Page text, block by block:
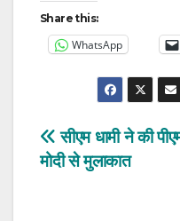
Share this:
WhatsApp
Post
navigation
सीएम धामी ने की
मोदी से मुलाकात